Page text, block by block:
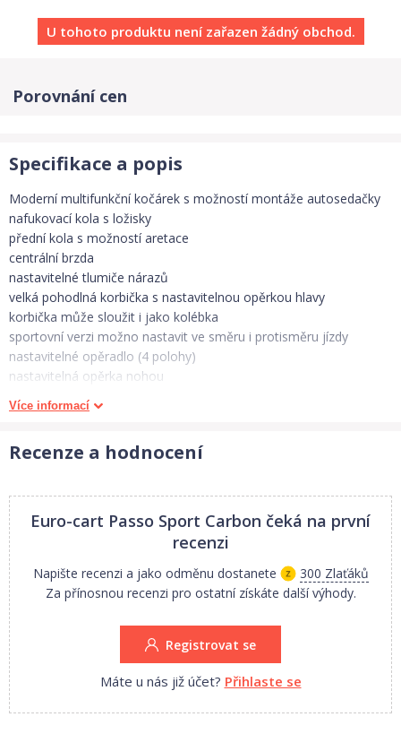
U tohoto produktu není zařazen žádný obchod.
Porovnání cen
Specifikace a popis
Moderní multifunkční kočárek s možností montáže autosedačky
nafukovací kola s ložisky
přední kola s možností aretace
centrální brzda
nastavitelné tlumiče nárazů
velká pohodlná korbička s nastavitelnou opěrkou hlavy
korbička může sloužit i jako kolébka
sportovní verzi možno nastavit ve směru i protisměru jízdy
nastavitelné opěradlo (4 polohy)
nastavitelná opěrka nohou
nánožník na hlubokou i sportovní verzi kočárku
bariéra s možností výškového nastavení
výškově nastavitelná rukojeť z eko kůže
velký nákupní košík s praktickým krytem, snadný přístup ke koši
výbava: velká taška na rukojeť, nánožník, pláštěnka, moskytiéra
Autosedačka:
autosedačka má speciální adaptéry pro montáž na konstrukci a je
určen pro děti o hmotnosti 0-10 kg.
3 bodové bezpečnostní pásy
nastavitelná rukojeť
vnitřní vložka
moskytiéra
nánožník
Více informací
Recenze a hodnocení
Euro-cart Passo Sport Carbon čeká na první
recenzi
Napište recenzi a jako odměnu dostanete
300 Zlaťáků
Za přínosnou recenzi pro ostatní získáte další výhody.
Registrovat se
Máte u nás již účet? Přihlaste se